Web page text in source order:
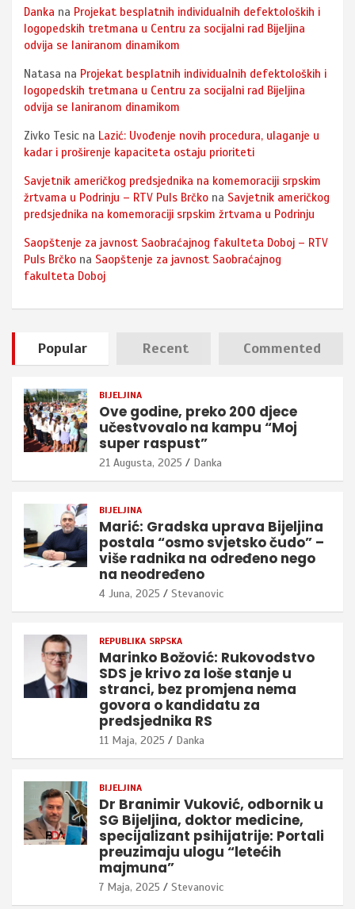
Danka na Projekat besplatnih individualnih defektoloških i
logopedskih tretmana u Centru za socijalni rad Bijeljina
odvija se laniranom dinamikom
Natasa na Projekat besplatnih individualnih defektoloških i
logopedskih tretmana u Centru za socijalni rad Bijeljina
odvija se laniranom dinamikom
Zivko Tesic na Lazić: Uvođenje novih procedura, ulaganje u
kadar i proširenje kapaciteta ostaju prioriteti
Savjetnik američkog predsjednika na komemoraciji srpskim
žrtvama u Podrinju – RTV Puls Brčko na Savjetnik američkog
predsjednika na komemoraciji srpskim žrtvama u Podrinju
Saopštenje za javnost Saobraćajnog fakulteta Doboj – RTV
Puls Brčko na Saopštenje za javnost Saobraćajnog
fakulteta Doboj
Popular Recent Commented
BIJELJINA
Ove godine, preko 200 djece
učestvovalo na kampu “Moj
super raspust”
21 Augusta, 2025 Danka
BIJELJINA
Marić: Gradska uprava Bijeljina
postala “osmo svjetsko čudo” –
više radnika na određeno nego
na neodređeno
4 Juna, 2025 Stevanovic
REPUBLIKA SRPSKA
Marinko Božović: Rukovodstvo
SDS je krivo za loše stanje u
stranci, bez promjena nema
govora o kandidatu za
predsjednika RS
11 Maja, 2025 Danka
BIJELJINA
Dr Branimir Vuković, odbornik u
SG Bijeljina, doktor medicine,
specijalizant psihijatrije: Portali
preuzimaju ulogu “letećih
majmuna”
7 Maja, 2025 Stevanovic